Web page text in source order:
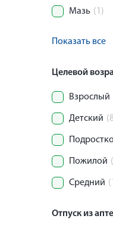
Мазь (1)
Показать все
Целевой
Взрослый
Детский
Пожилой
Средний
Отпуск из